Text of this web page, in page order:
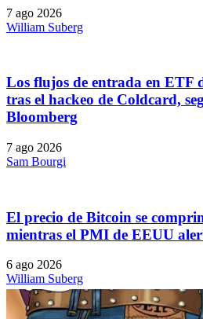
7 ago 2026
William Suberg
Los flujos de entrada en ETF
tras el hackeo de Coldcard,
Bloomberg
7 ago 2026
Sam Bourgi
El precio de Bitcoin se
mientras el PMI de EEUU
6 ago 2026
William Suberg